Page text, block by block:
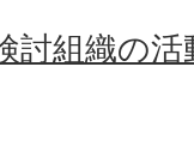
討組織の